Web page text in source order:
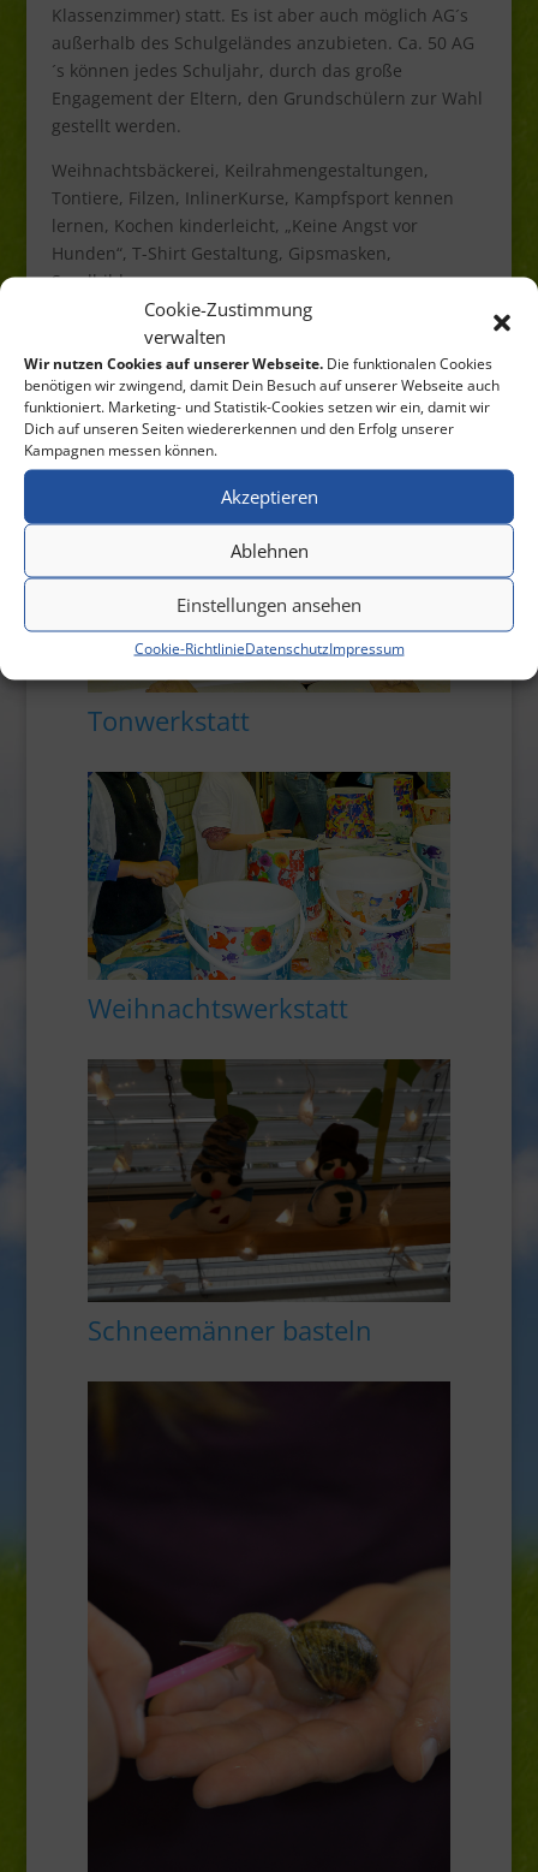
Cookie-Zustimmung
verwalten
Wir nutzen Cookies auf unserer Webseite. Die funktionalen Cookies
benötigen wir zwingend, damit Dein Besuch auf unserer Webseite auch
funktioniert. Marketing- und Statistik-Cookies setzen wir ein, damit wir
Dich auf unseren Seiten wiedererkennen und den Erfolg unserer
Kampagnen messen können.
Akzeptieren
Ablehnen
Einstellungen ansehen
Cookie-RichtlinieDatenschutzImpressum
Klassenzimmer) statt. Es ist aber auch möglich AG´s
außerhalb des Schulgeländes anzubieten. Ca. 50 AG
´s können jedes Schuljahr, durch das große
Engagement der Eltern, den Grundschülern zur Wahl
gestellt werden.
Weihnachtsbäckerei, Keilrahmengestaltungen,
Tontiere, Filzen, InlinerKurse, Kampfsport kennen
lernen, Kochen kinderleicht, „Keine Angst vor
Hunden“, T-Shirt Gestaltung, Gipsmasken,
Sandbilder, …
Bei Fragen wenden Sie sich bitte an
Landernschule@gmx.de
Tonwerkstatt
Weihnachtswerkstatt
Schneemänner basteln